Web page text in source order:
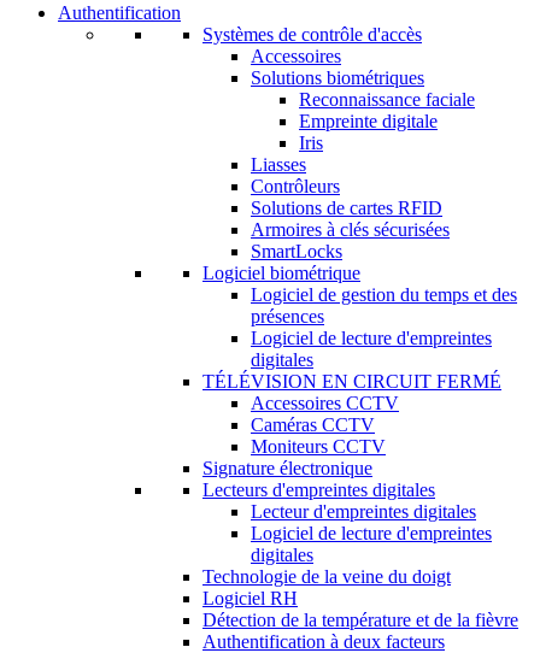
Authentification
Systèmes de contrôle d'accès
Accessoires
Solutions biométriques
Reconnaissance faciale
Empreinte digitale
Iris
Liasses
Contrôleurs
Solutions de cartes RFID
Armoires à clés sécurisées
SmartLocks
Logiciel biométrique
Logiciel de gestion du temps et des
présences
Logiciel de lecture d'empreintes
digitales
TÉLÉVISION EN CIRCUIT FERMÉ
Accessoires CCTV
Caméras CCTV
Moniteurs CCTV
Signature électronique
Lecteurs d'empreintes digitales
Lecteur d'empreintes digitales
Logiciel de lecture d'empreintes
digitales
Technologie de la veine du doigt
Logiciel RH
Détection de la température et de la fièvre
Authentification à deux facteurs